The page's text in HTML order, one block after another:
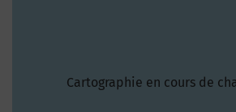
Cartographie en cours de